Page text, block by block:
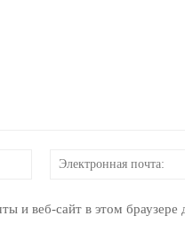
Имя:
и веб-сайт в этом